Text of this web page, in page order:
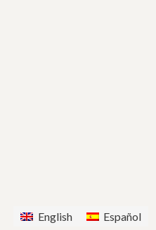
English Español